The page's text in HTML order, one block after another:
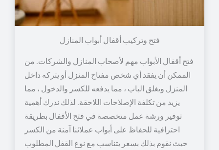
فتح وتركيب أقفال أبواب المنازل
فتح أقفال الأبواب مهم لأصحاب المنازل والشركات. من
الممكن أن يفقد أي شخص مفتاح المنزل أو يتركه داخل
المنزل ويغلق الباب ، مما يدفعه للكسر والدخول ، مما
يزيد من تكلفة الإصلاحات اللاحقة. لذلك ندرك أهمية
توفير ورشة عمل متخصصة في فتح الأقفال بطريقة
احترافية للحفاظ على أبواب عملائنا آمنة من الكسر
حيث نقوم بذلك بسعر يتناسب مع نوع القفل المطلوب